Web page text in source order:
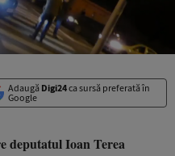
Adaugă Digi24ca sursă preferată în
Google
deputatul Ioan Terea